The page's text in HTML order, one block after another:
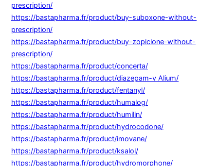
prescription/
https://bastapharma.fr/product/buy-suboxone-without-
prescription/
https://bastapharma.fr/product/buy-zopiclone-without-
prescription/
https://bastapharma.fr/product/concerta/
https://bastapharma.fr/product/diazepam-v Alium/
https://bastapharma.fr/product/fentanyl/
https://bastapharma.fr/product/humalog/
https://bastapharma.fr/product/humilin/
https://bastapharma.fr/product/hydrocodone/
https://bastapharma.fr/product/imovane/
https://bastapharma.fr/product/ksalol/
https://bastapharma.fr/product/hydromorphone/